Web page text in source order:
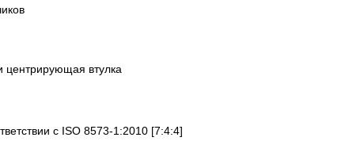
центрирующая втулка
с ISO 8573-1:2010 [7:4:4]